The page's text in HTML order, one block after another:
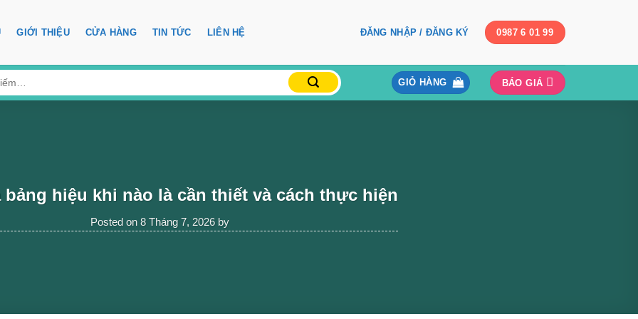
GIỚI THIỆU CỬA HÀNG TIN TỨC LIÊN HỆ ĐĂNG NHẬP / ĐĂNG KÝ 0987 6 01 99
GIỎ HÀNG BÁO GIÁ
bảng hiệu khi nào là cần thiết và cách thực hiện
Posted on 8 Tháng 7, 2026by